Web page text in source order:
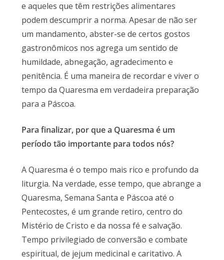
e aqueles que têm restrições alimentares
podem descumprir a norma. Apesar de não ser
um mandamento, abster-se de certos gostos
gastronômicos nos agrega um sentido de
humildade, abnegação, agradecimento e
penitência. É uma maneira de recordar e viver o
tempo da Quaresma em verdadeira preparação
para a Páscoa.
Para finalizar, por que a Quaresma é um
período tão importante para todos nós?
A Quaresma é o tempo mais rico e profundo da
liturgia. Na verdade, esse tempo, que abrange a
Quaresma, Semana Santa e Páscoa até o
Pentecostes, é um grande retiro, centro do
Mistério de Cristo e da nossa fé e salvação.
Tempo privilegiado de conversão e combate
espiritual, de jejum medicinal e caritativo. A